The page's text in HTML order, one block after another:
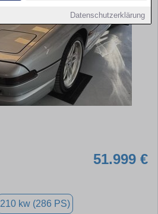
Datenschutzerklärung
51.999 €
210 kw (286 PS)